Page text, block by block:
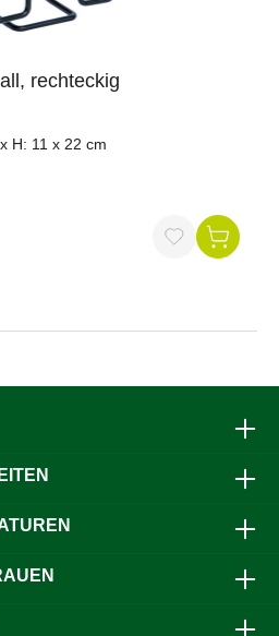
rechteckig
H: 11 x 22 cm
von 5 von 5 Sternen